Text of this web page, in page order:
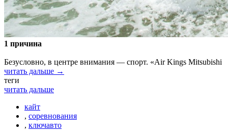
1 причина
Безусловно, в центре внимания — спорт. «Air Kings Mitsubishi
читать дальше →
теги
читать дальше
кайт
, соревнования
, ключавто